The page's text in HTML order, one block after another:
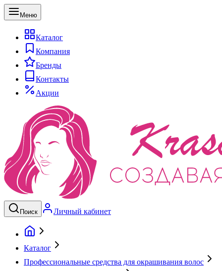
Меню
Каталог
Компания
Бренды
Контакты
Акции
Поиск Личный кабинет
Каталог
Профессиональные средства для окрашивания волос